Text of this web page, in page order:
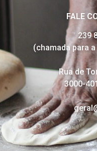
FALE
239
(chamada para
Rua de
3000-